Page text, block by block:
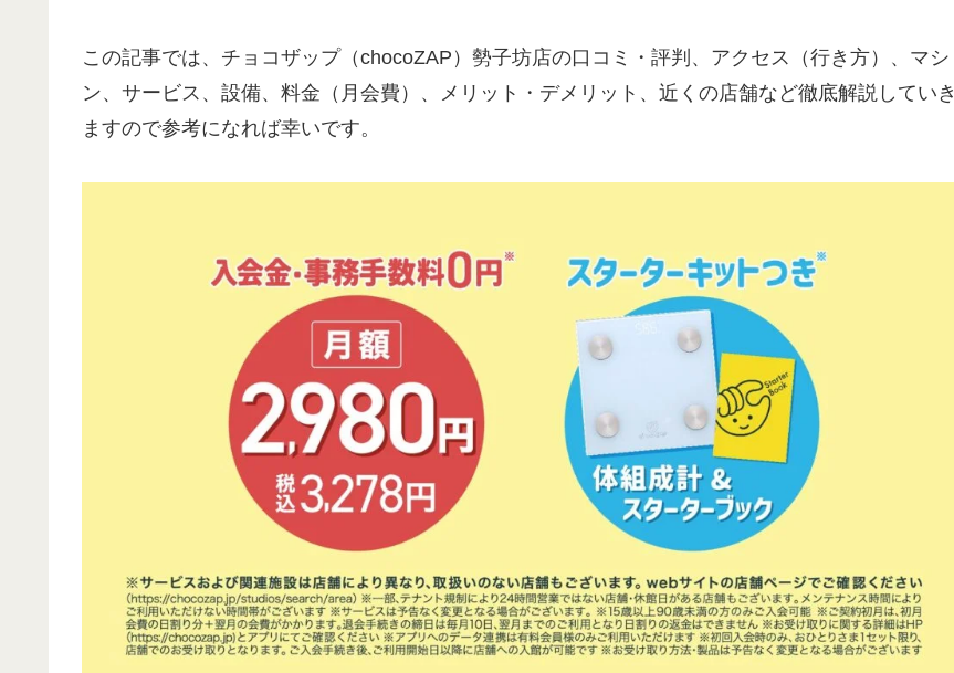
この記事では、チョコザップ（chocoZAP）勢子坊店の口コミ・評判、アクセス（行き方）、マシ
ン、サービス、設備、料金（月会費）、メリット・デメリット、近くの店舗など徹底解説していき
ますので参考になれば幸いです。